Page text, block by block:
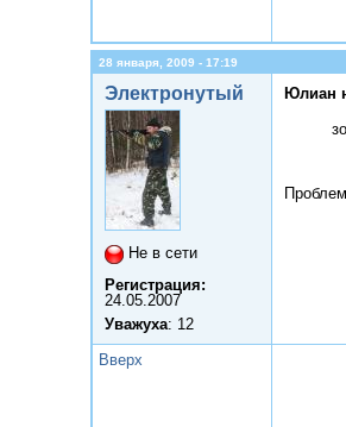
28 января, 2009 - 17:19
Электронутый
Не в сети
Регистрация:
24.05.2007
Уважуха: 12
Юлиан
Вверх